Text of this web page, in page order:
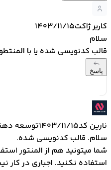
کاربر ژاکت۱۴۰۳/۱۱/۱۵
سلام
قالب کدنویسی شده یا با
پاسخ
نارین کد۱۴۰۳/۱۱/۱۵توسعه
سلام. قالب کدنویسی شده.
شما میتونید هم از المنتور
استفاده نکنید. اجباری در کار